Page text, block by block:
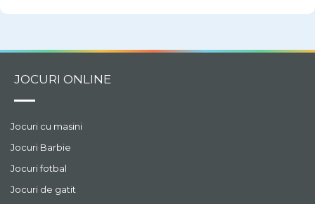
JOCURI ONLINE
Jocuri cu masini
Jocuri Barbie
Jocuri fotbal
Jocuri de gatit